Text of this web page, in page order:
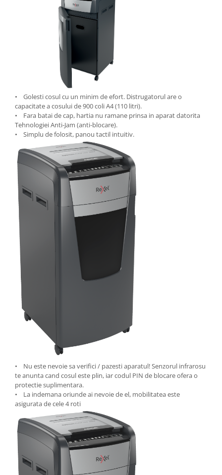
Lampi portabile
Lanterne, lampi si accesorii
Pentru masini, biciclete si prim
Noutati si inovatii
Pachete Cadou Premium
Promotii si reduceri
LICHIDARE DE STOC
• Golesti cosul cu un minim de efort. Distrugatorul are o
capacitate a cosului de 900 coli A4 (110 litri).
• Fara batai de cap, hartia nu ramane prinsa in aparat datorita
Tehnologiei Anti-Jam (anti-blocare).
• Simplu de folosit, panou tactil intuitiv.
• Nu este nevoie sa verifici / pazesti aparatul! Senzorul infrarosu
te anunta cand cosul este plin, iar codul PIN de blocare ofera o
protectie suplimentara.
• La indemana oriunde ai nevoie de el, mobilitatea este
asigurata de cele 4 roti